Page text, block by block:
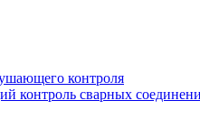
контроля
контроль сварных